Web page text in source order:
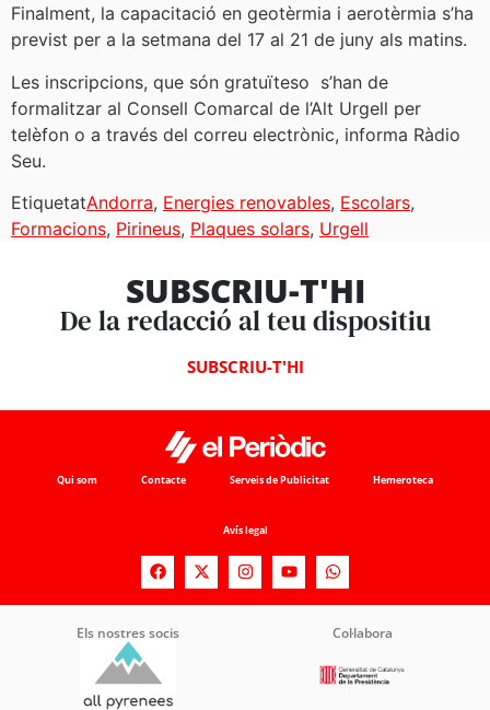
Finalment, la capacitació en geotèrmia i aerotèrmia s’ha
previst per a la setmana del 17 al 21 de juny als matins.
Les inscripcions, que són gratuïteso s’han de
formalitzar al Consell Comarcal de l’Alt Urgell per
telèfon o a través del correu electrònic, informa Ràdio
Seu.
EtiquetatAndorra, Energies renovables, Escolars,
Formacions, Pirineus, Plaques solars, Urgell
SUBSCRIU-T'HI
De la redacció al teu dispositiu
SUBSCRIU-T'HI
Qui som Contacte Serveis de Publicitat Hemeroteca
Avís legal
Els nostres socis Col·labora